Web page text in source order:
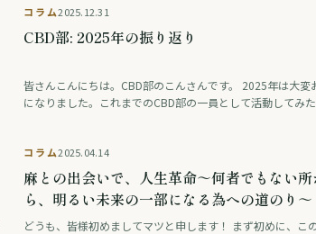
コラム2025.12.31
CBD部: 2025年の振り返り
皆さんこんにちは。CBD部のこんさんです。 2025年は大変
になりました。これまでのCBD部の一員として活動してみ
コラム2025.04.14
麻との出会いで、人生革命～何者でもない
ら、明るい未来の一部になる為への道のり～
どうも、皆様初めましてマツと申します！ まず初めに、こ